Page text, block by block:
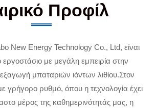
Προφίλ
New Energy Technology Co., Ltd, είναι
με μεγάλη εμπειρία στην
μπαταριών ιόντων λιθίου.Στον
γρήγορο ρυθμό, όπου η τεχνολογία έχει
μέρος της καθημερινότητάς μας, η